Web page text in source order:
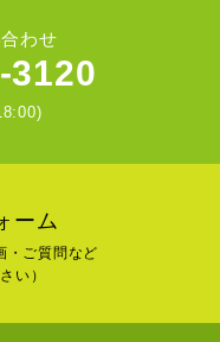
わせ
3120
ーム
・ご質問など
い）